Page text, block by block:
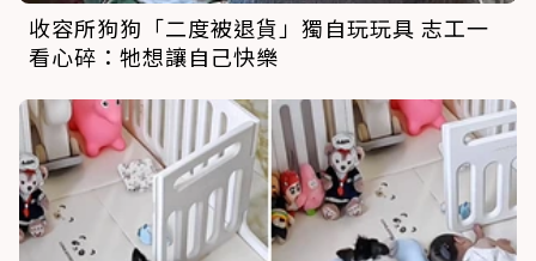
收容所狗狗「二度被退貨」獨自玩玩具 志工一
看心碎：牠想讓自己快樂